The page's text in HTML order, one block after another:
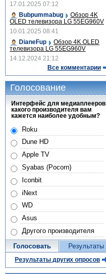
17.01.2025 07:12
Bubpummabug
Обзор 4K
OLED телевизора LG 55EG960V
10.01.2025 08:41
DianeFup
Обзор 4K OLED
телевизора LG 55EG960V
14.12.2024 21:12
Все комментарии
Голосование
Интерфейс для медиаплееров
какого производителя вам
кажется наиболее удобным?
Roku
Dune HD
Apple TV
Syabas (Pocorn)
Iconbit
iNext
WD
Asus
Другого производителя
Голосовать Результаты
Результаты других опросов